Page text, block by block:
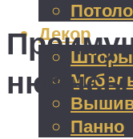
Декор
Шторы
Панно
нюансы